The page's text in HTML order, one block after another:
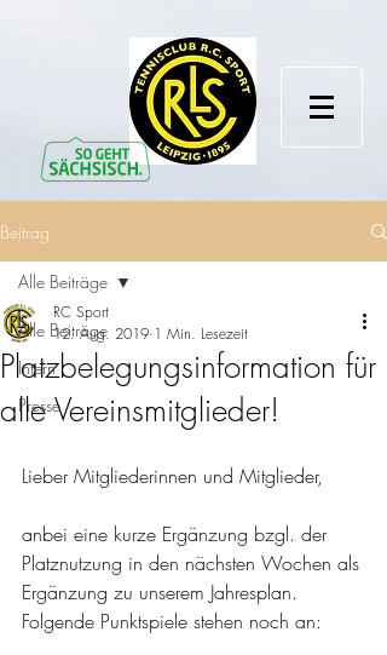
Beitrag
Alle Beiträge
Intern
Presse
Alle Beiträge
Platzbelegungsinformation für
alle Vereinsmitglieder!
RC Sport
12. Aug. 2019 1 Min. Lesezeit
Lieber Mitgliederinnen und Mitglieder,
anbei eine kurze Ergänzung bzgl. der
Platznutzung in den nächsten Wochen als
Ergänzung zu unserem Jahresplan.
Folgende Punktspiele stehen noch an: